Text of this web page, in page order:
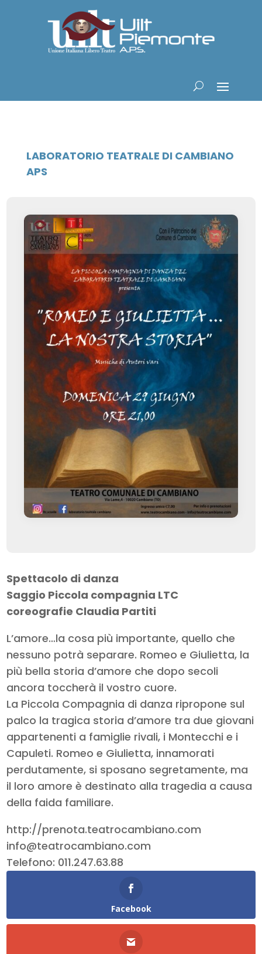
LABORATORIO TEATRALE DI CAMBIANO
APS
Spettacolo di danza
Saggio Piccola compagnia LTC
coreografie Claudia Partiti
L’amore…la cosa più importante, quello che
nessuno potrà separare. Romeo e Giulietta, la
più bella storia d’amore che dopo secoli
ancora toccherà il vostro cuore.
La Piccola Compagnia di danza ripropone sul
palco la tragica storia d’amore tra due giovani
appartenenti a famiglie rivali, i Montecchi e i
Capuleti. Romeo e Giulietta, innamorati
perdutamente, si sposano segretamente, ma
il loro amore è destinato alla tragedia a causa
della faida familiare.
http://prenota.teatrocambiano.com
info@teatrocambiano.com
Telefono: 011.247.63.88
Facebook